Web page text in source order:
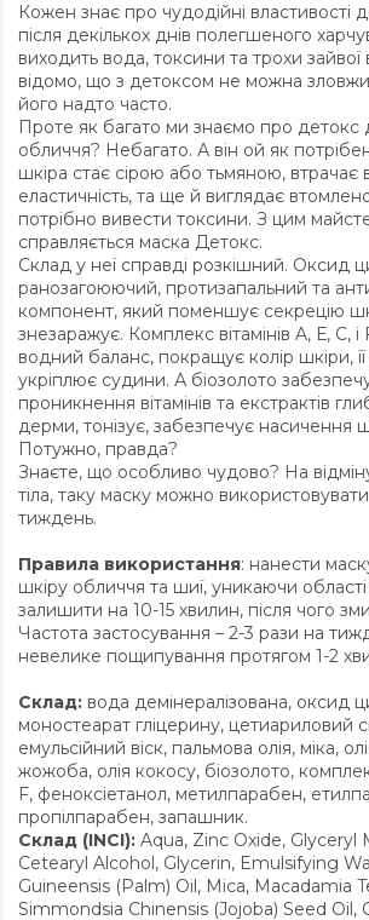
Кожен знає про чудодійні властивості
після декількох днів полегшеного
виходить вода, токсини та трохи зайвої
відомо, що з детоксом не можна
його надто часто.
Проте як багато ми знаємо про детокс
обличчя? Небагато. А він ой як
шкіра стає сірою або тьмяною, втрачає
еластичність, та ще й виглядає
потрібно вивести токсини. З цим
справляється маска Детокс.
Склад у неї справді розкішний. Оксид
ранозагоюючий, протизапальний та
компонент, який поменшує секрецію
знезаражує. Комплекс вітамінів A, Е, С, і
водний баланс, покращує колір шкіри,
укріплює судини. А біозолото
проникнення вітамінів та екстрактів
дерми, тонізує, забезпечує насичення
Потужно, правда?
Знаєте, що особливо чудово? На
тіла, таку маску можно
тиждень.
Правила використання: нанести
шкіру обличчя та шиї, уникаючи
залишити на 10-15 хвилин, після чого
Частота застосування – 2-3 рази на
невелике пощипування протягом 1-2
Склад: вода демінералізована, оксид
моностеарат гліцерину, цетиариловий
емульсійний віск, пальмова олія, міка,
жожоба, олія кокосу, біозолото,
F, феноксіетанол, метилпарабен,
пропілпарабен, запашник.
Склад (INCI): Aqua, Zinc Оxide, Glyceryl
Cetearyl Alcohol, Glycerin, Emulsifying
Guineensis (Palm) Оil, Mica, Macadamia
Simmondsia Chinensis (Jojoba) Seed Oil,